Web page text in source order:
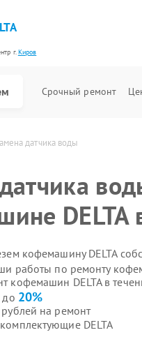
г.Киров
Срочный ремонт
датчика воды
DELTA
кофемашину DELTA
работы по ремонту
кофемашин DELTA в
до 20%
на ремонт
DELTA